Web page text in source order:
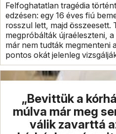
Felfoghatatlan tragédia
edzésen: egy 16 éves fiú
rosszul lett, majd összeesett.
megpróbálták újraéleszteni,
már nem tudták megmenteni
pontos okát jelenleg
„Bevittük a
múlva már meg
válik zavarttá